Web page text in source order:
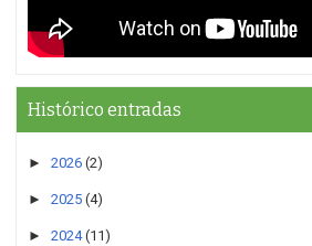
Histórico entradas
► 2026 (2)
► 2025 (4)
► 2024 (11)